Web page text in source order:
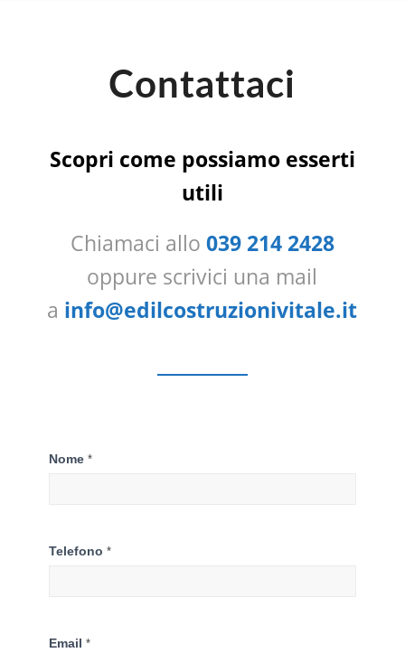
Contattaci
Scopri come possiamo esserti
utili
Chiamaci allo 039 214 2428
oppure scrivici una mail
a info@edilcostruzionivitale.it
Contattaci
Nome *
Telefono *
Email *